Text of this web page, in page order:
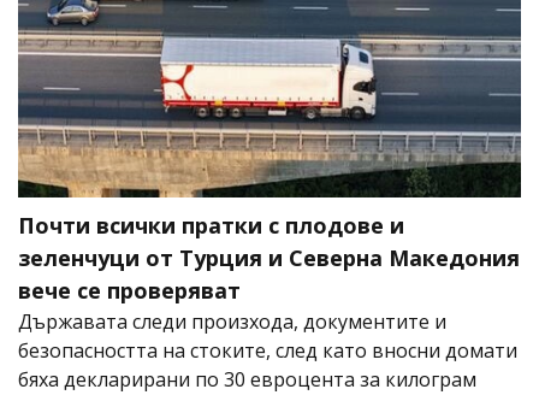
Почти всички пратки с плодове и
зеленчуци от Турция и Северна Македония
вече се проверяват
Държавата следи произхода, документите и
безопасността на стоките, след като вносни домати
бяха декларирани по 30 евроцента за килограм